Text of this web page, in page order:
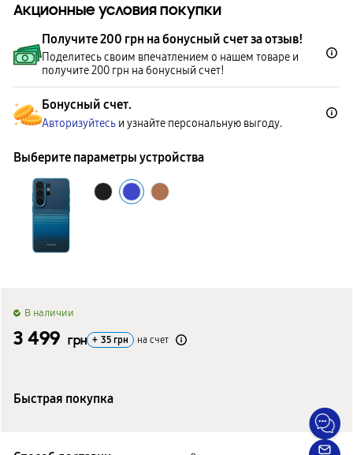
Акционные условия покупки
Получите 200 грн на бонусный счет за отзыв!
Поделитесь своим впечатлением о нашем товаре и
получите 200 грн на бонусный счет!
Бонусный счет.
Авторизуйтесь и узнайте персональную выгоду.
Выберите параметры устройства
B наличии
3 499 грн + 35 грн на счет
Быстрая покупка